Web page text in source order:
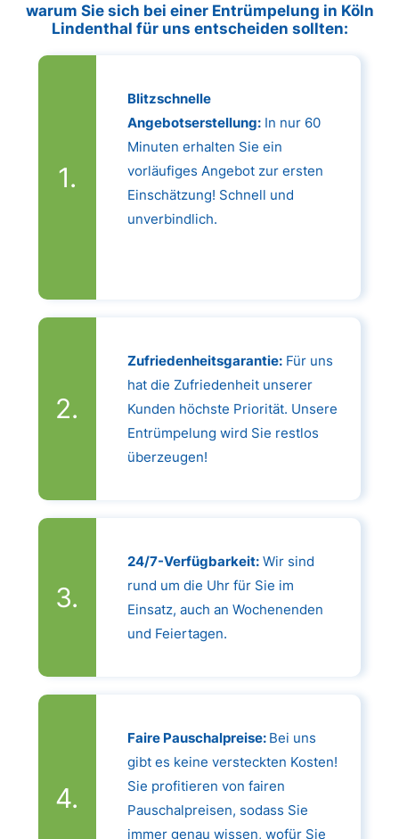
warum Sie sich bei einer Entrümpelung in Köln
Lindenthal für uns entscheiden sollten:
Blitzschnelle
Angebotserstellung:In nur 60
Minuten erhalten Sie ein
vorläufiges Angebot zur ersten
Einschätzung! Schnell und
unverbindlich.
Zufriedenheitsgarantie:Für uns
hat die Zufriedenheit unserer
Kunden höchste Priorität. Unsere
Entrümpelung wird Sie restlos
überzeugen!
24/7-Verfügbarkeit:Wir sind
rund um die Uhr für Sie im
Einsatz, auch an Wochenenden
und Feiertagen.
Faire Pauschalpreise: Bei uns
gibt es keine versteckten Kosten!
Sie profitieren von fairen
Pauschalpreisen, sodass Sie
immer genau wissen, wofür Sie